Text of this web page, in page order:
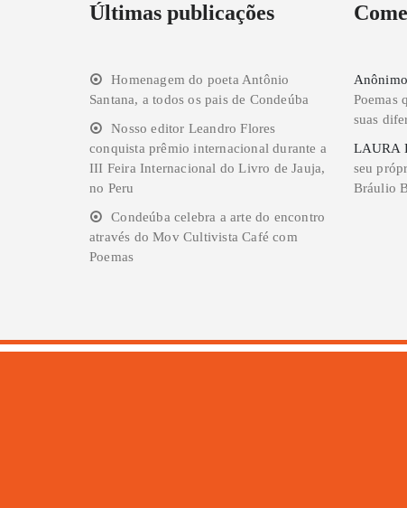
Últimas publicações
Homenagem do poeta Antônio
Santana, a todos os pais de Condeúba
Nosso editor Leandro Flores
conquista prêmio internacional durante a
III Feira Internacional do Livro de Jauja,
no Peru
Condeúba celebra a arte do encontro
através do Mov Cultivista Café com
Poemas
Anônimo
Poemas
suas
LAURA
seu
Bráulio